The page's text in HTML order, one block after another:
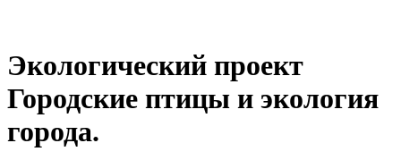
Экологический проект
Городские птицы и экология
города.